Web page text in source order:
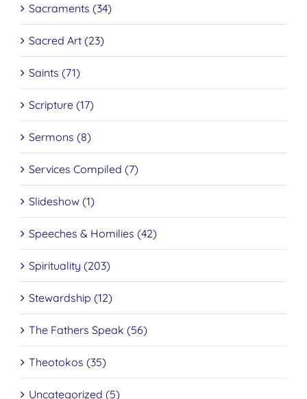
Sacraments (34)
Sacred Art (23)
Saints (71)
Scripture (17)
Sermons (8)
Services Compiled (7)
Slideshow (1)
Speeches & Homilies (42)
Spirituality (203)
Stewardship (12)
The Fathers Speak (56)
Theotokos (35)
Uncategorized (5)